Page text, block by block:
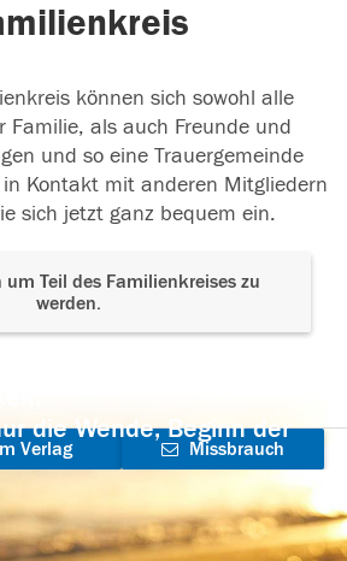
können sich sowohl alle
Familie, als auch Freunde und
und so eine Trauergemeinde
Kontakt mit anderen Mitgliedern
sich jetzt ganz bequem ein.
Teil des Familienkreises zu
werden.
die Wende, Beginn der
Verlag
Missbrauch